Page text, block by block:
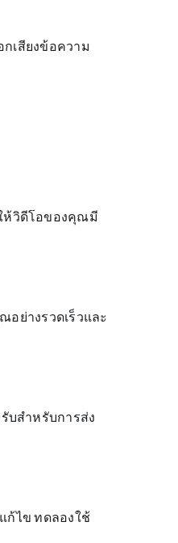
เสียงข้อความ
ห้วิดีโอของคุณมี
อย่างรวดเร็วและ
บสำหรับการส่ง
ก้ไข ทดลองใช้